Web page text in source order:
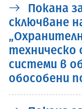
Покана
сключване
техническо
системи в
обособени